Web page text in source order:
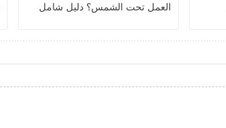
العمل تحت الشمس؟ دليل شامل